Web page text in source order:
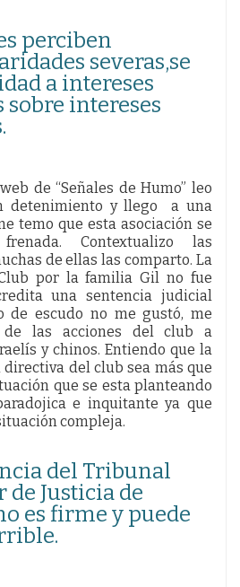
perciben
severas,se
a intereses
sobre intereses
de “Señales de Humo” leo
detenimiento y llego a una
temo que esta asociación se
Contextualizo las
de ellas las comparto. La
por la familia Gil no fue
una sentencia judicial
de escudo no me gustó, me
las acciones del club a
y chinos. Entiendo que la
del club sea más que
que se esta planteando
e inquitante ya que
compleja.
del Tribunal
de Justicia de
es firme y puede